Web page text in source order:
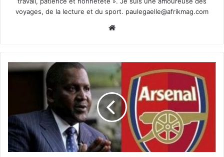
voyages, de la lecture et du sport. paulegaelle@afrikmag.com